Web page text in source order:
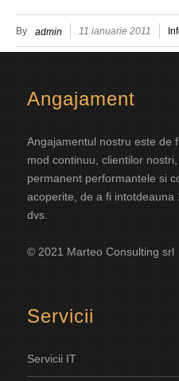
By admin 11 ianuarie 2011
Angajament
Angajamentul nostru este de
mod continuu, clientilor
permanent performantele si
acoperite, de a fi intotdeauna
dvs.
© 2021 Marteo Consulting srl
Servicii
Servicii IT